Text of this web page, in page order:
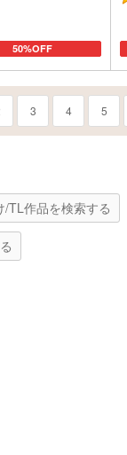
50%OFF
カートに追加
3 4 5
TL作品を検索する